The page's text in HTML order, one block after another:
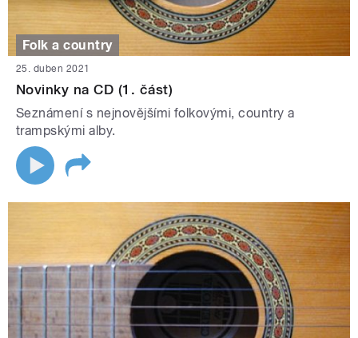
Folk a country
25. duben 2021
Novinky na CD (1. část)
Seznámení s nejnovějšími folkovými, country a
trampskými alby.